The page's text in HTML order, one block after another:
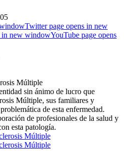
Twitter page opens in new
in new windowYouTube page opens
Múltiple
sin ánimo de lucro que
Múltiple, sus familiares y
de esta enfermedad.
de profesionales de la salud y
esta patología.